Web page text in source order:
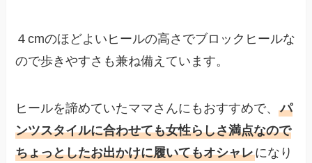
４cmのほどよいヒールの高さでブロックヒールな
ので歩きやすさも兼ね備えています。
ヒールを諦めていたママさんにもおすすめで、パ
ンツスタイルに合わせても女性らしさ満点なので
ちょっとしたお出かけに履いてもオシャレになり